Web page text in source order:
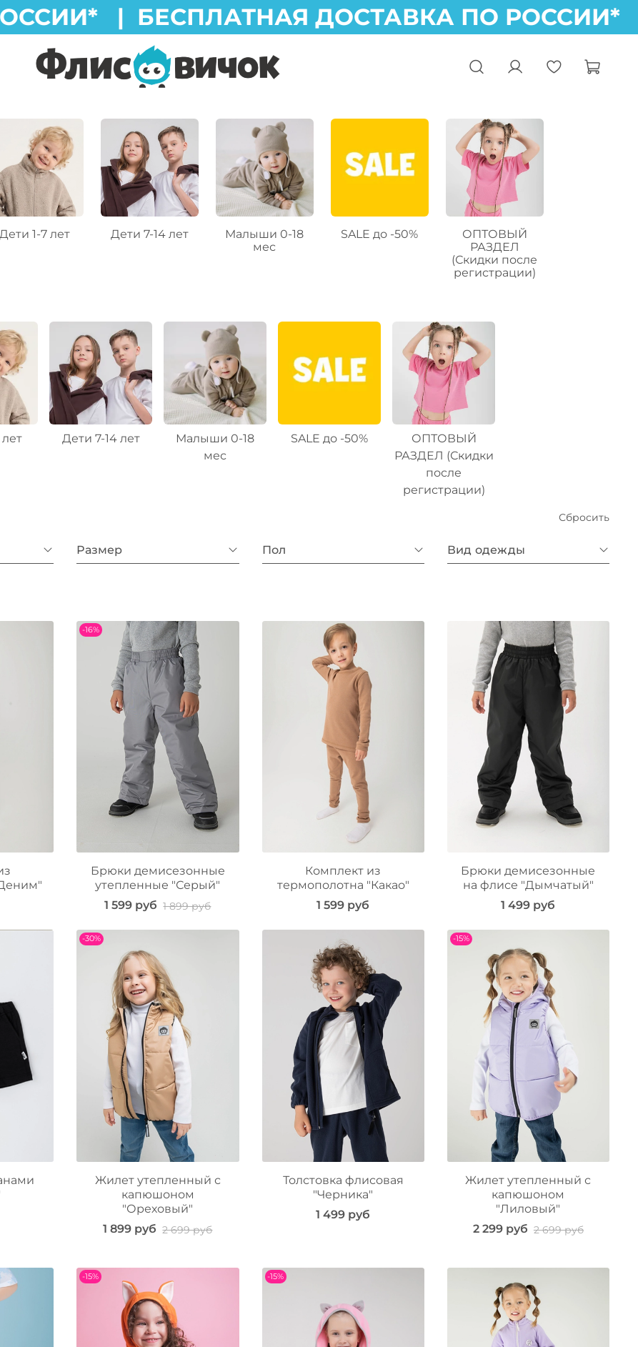
|БЕСПЛАТНАЯ ДОСТАВКА ПО РОССИИ*
Дети 1-7 лет Дети 7-14 лет
Малыши 0-18
мес
SALE до -50%
ОПТОВЫЙ
РАЗДЕЛ
(Скидки после
регистрации)
Дети 7-14 лет
Малыши 0-18
мес
SALE до -50%
ОПТОВЫЙ
РАЗДЕЛ (Скидки
после
регистрации)
Сбросить
Размер Пол Вид одежды
-16%
Брюки демисезонные
утепленные "Серый"
1 599 руб 1 899 руб
Комплект из
термополотна "Какао"
1 599 руб
Брюки демисезонные
на флисе "Дымчатый"
1 499 руб
-30%
Жилет утепленный с
капюшоном
"Ореховый"
1 899 руб 2 699 руб
Толстовка флисовая
"Черника"
1 499 руб
-15%
Жилет утепленный с
капюшоном
"Лиловый"
2 299 руб 2 699 руб
-15% -15%